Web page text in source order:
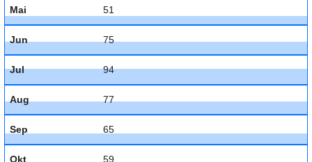
Mai 51
Jun 75
Jul 94
Aug 77
Sep 65
Okt 59